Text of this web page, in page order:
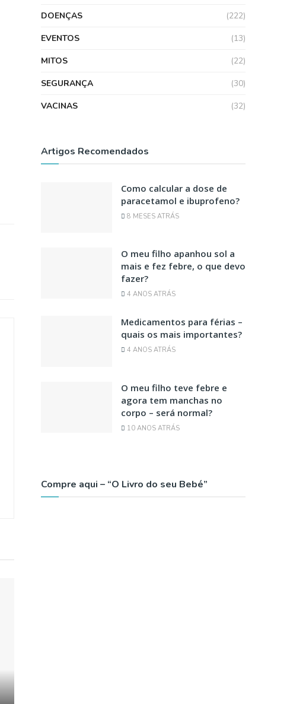
DOENÇAS
(222)
EVENTOS
(13)
MITOS
(22)
SEGURANÇA
(30)
VACINAS
(32)
Artigos Recomendados
Como calcular a dose de
paracetamol e ibuprofeno?
8 MESES ATRÁS
O meu filho apanhou sol a
mais e fez febre, o que devo
fazer?
4 ANOS ATRÁS
Medicamentos para férias –
quais os mais importantes?
4 ANOS ATRÁS
O meu filho teve febre e
agora tem manchas no
corpo – será normal?
10 ANOS ATRÁS
Compre aqui – “O Livro do seu Bebé”